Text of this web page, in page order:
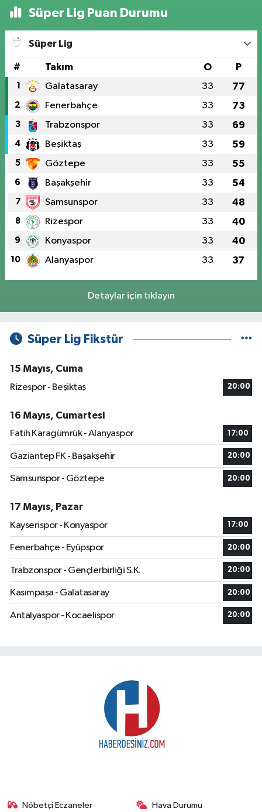
Süper Lig Puan Durumu
Süper Lig
# Takım O P
1 Galatasaray 33 77
2 Fenerbahçe 33 73
3 Trabzonspor 33 69
4 Beşiktaş 33 59
5 Göztepe 33 55
6 Başakşehir 33 54
7 Samsunspor 33 48
8 Rizespor 33 40
9 Konyaspor 33 40
10 Alanyaspor 33 37
Detaylar için tıklayın
Süper Lig Fikstür
15 Mayıs, Cuma
Rizespor - Beşiktaş
20:00
16 Mayıs, Cumartesi
Fatih Karagümrük - Alanyaspor
17:00
Gaziantep FK - Başakşehir 20:00
Samsunspor - Göztepe 20:00
17 Mayıs, Pazar
Kayserispor - Konyaspor
17:00
Fenerbahçe - Eyüpspor 20:00
Trabzonspor - Gençlerbirliği S.K. 20:00
Kasımpaşa - Galatasaray 20:00
Antalyaspor - Kocaelispor 20:00
Nöbetçi Eczaneler Hava Durumu